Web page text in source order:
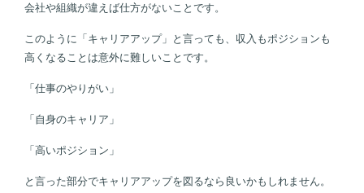
会社や組織が違えば仕方がないことです。
このように「キャリアアップ」と言っても、収入もポジションも
高くなることは意外に難しいことです。
「仕事のやりがい」
「自身のキャリア」
「高いポジション」
と言った部分でキャリアアップを図るなら良いかもしれません。